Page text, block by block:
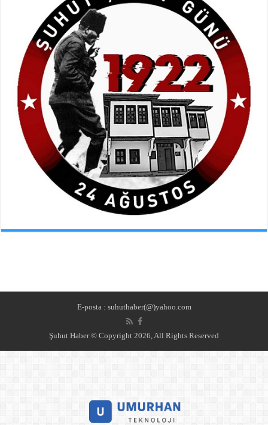
E-posta : suhuthaber(@)yahoo.com
Şuhut Haber © Copyright 2026, All Rights Reserved